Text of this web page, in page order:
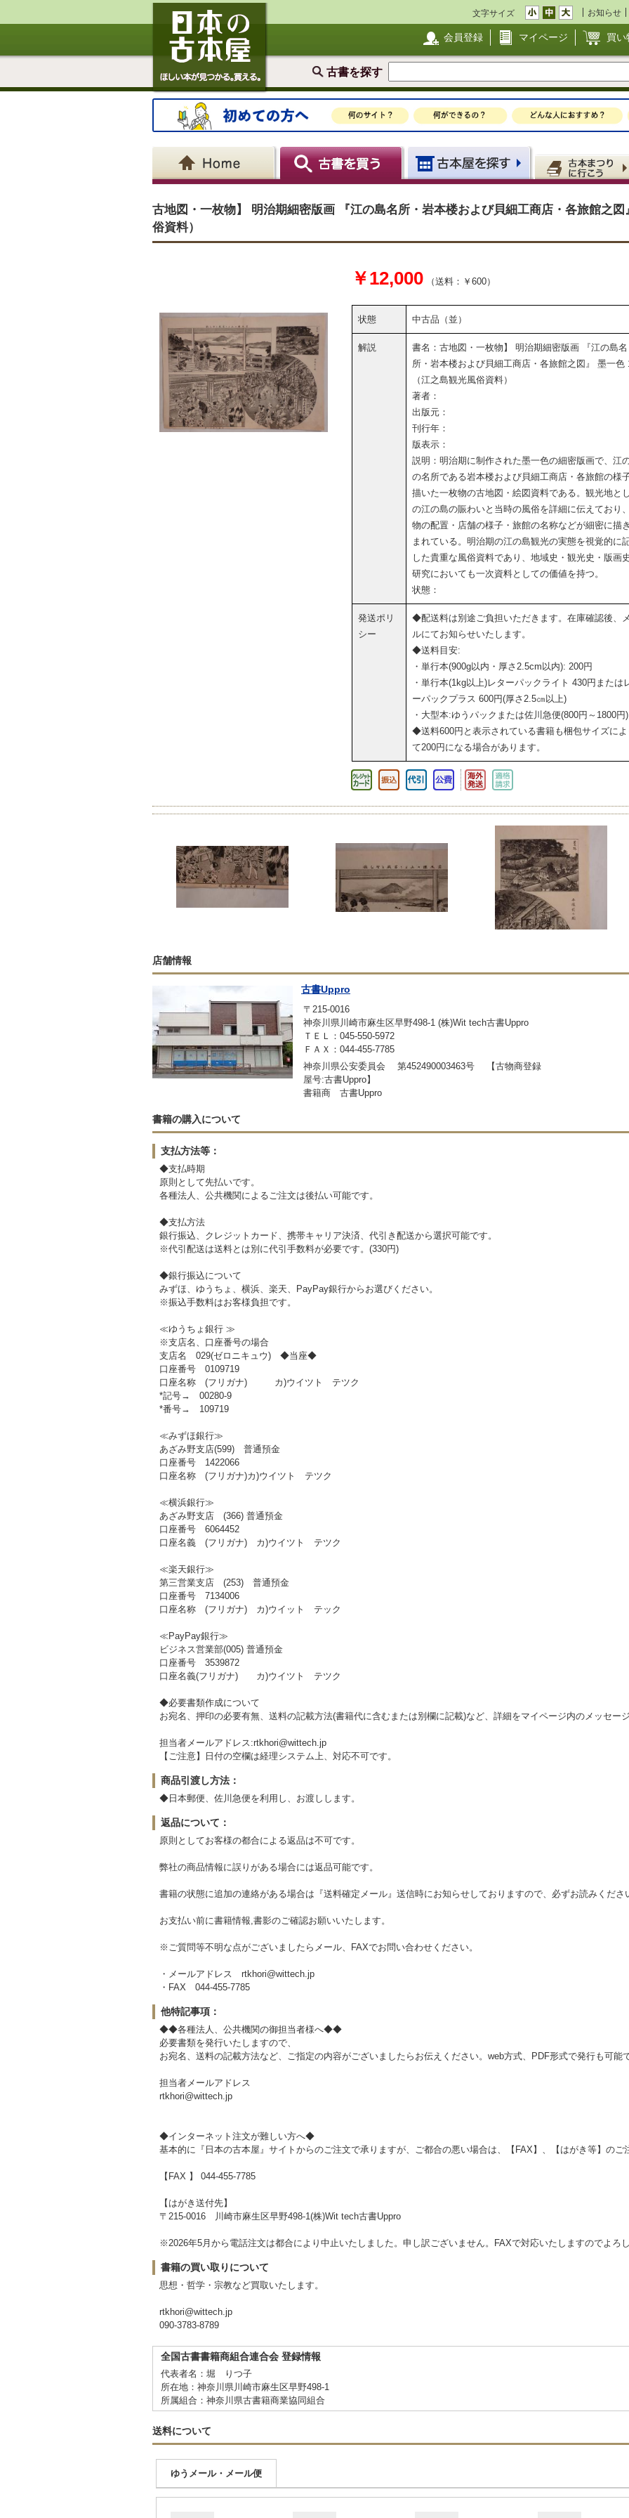
文字サイズ お知らせ
会員登録 マイページ 買い
古書を探す
古地図・一枚物】 明治期細密版画 『江の島名所・岩本楼および貝細工商店・各旅館之
俗資料）
￥12,000 （送料：￥600）
状態 中古品（並）
解説
書名：古地図・一枚物】 明治期細密版画 『江の島名
所・岩本楼および貝細工商店・各旅館之図』 墨一色
（江之島観光風俗資料）
著者：
出版元：
刊行年：
版表示：
説明：明治期に制作された墨一色の細密版画で、江
の名所である岩本楼および貝細工商店・各旅館の様
描いた一枚物の古地図・絵図資料である。観光地と
の江の島の賑わいと当時の風俗を詳細に伝えており
物の配置・店舗の様子・旅館の名称などが細密に描
まれている。明治期の江の島観光の実態を視覚的に
した貴重な風俗資料であり、地域史・観光史・版画
研究においても一次資料としての価値を持つ。
状態：
発送ポリ
シー
◆配送料は別途ご負担いただきます。在庫確認後、
ルにてお知らせいたします。
◆送料目安:
・単行本(900g以内・厚さ2.5cm以内): 200円
・単行本(1kg以上)レターパックライト 430円または
ーパックプラス 600円(厚さ2.5㎝以上)
・大型本:ゆうパックまたは佐川急便(800円～1800円)
◆送料600円と表示されている書籍も梱包サイズに
て200円になる場合があります。
店舗情報
古書Uppro
〒215-0016
神奈川県川崎市麻生区早野498-1 (株)Wit tech古書Uppro
ＴＥＬ：045-550-5972
ＦＡＸ：044-455-7785
神奈川県公安委員会 第452490003463号 【古物商登録
屋号:古書Uppro】
書籍商 古書Uppro
書籍の購入について
支払方法等：
◆支払時期
原則として先払いです。
各種法人、公共機関によるご注文は後払い可能です。
◆支払方法
銀行振込、クレジットカード、携帯キャリア決済、代引き配送から選択可能です。
※代引配送は送料とは別に代引手数料が必要です。(330円)
◆銀行振込について
みずほ、ゆうちょ、横浜、楽天、PayPay銀行からお選びください。
※振込手数料はお客様負担です。
≪ゆうちょ銀行 ≫
※支店名、口座番号の場合
支店名 029(ゼロニキュウ) ◆当座◆
口座番号 0109719
口座名称 (フリガナ) カ)ウイツト テツク
*記号→ 00280-9
*番号→ 109719
≪みずほ銀行≫
あざみ野支店(599) 普通預金
口座番号 1422066
口座名称 (フリガナ)カ)ウイツト テツク
≪横浜銀行≫
あざみ野支店 (366) 普通預金
口座番号 6064452
口座名義 (フリガナ) カ)ウイツト テツク
≪楽天銀行≫
第三営業支店 (253) 普通預金
口座番号 7134006
口座名称 (フリガナ) カ)ウイット テック
≪PayPay銀行≫
ビジネス営業部(005) 普通預金
口座番号 3539872
口座名義(フリガナ) カ)ウイツト テツク
◆必要書類作成について
お宛名、押印の必要有無、送料の記載方法(書籍代に含むまたは別欄に記載)など、詳細をマイページ内のメッセー
担当者メールアドレス:rtkhori@wittech.jp
【ご注意】日付の空欄は経理システム上、対応不可です。
商品引渡し方法：
◆日本郵便、佐川急便を利用し、お渡しします。
返品について：
原則としてお客様の都合による返品は不可です。
弊社の商品情報に誤りがある場合には返品可能です。
書籍の状態に追加の連絡がある場合は『送料確定メール』送信時にお知らせしておりますので、必ずお読みくださ
お支払い前に書籍情報,書影のご確認お願いいたします。
※ご質問等不明な点がございましたらメール、FAXでお問い合わせください。
・メールアドレス rtkhori@wittech.jp
・FAX 044-455-7785
他特記事項：
◆◆各種法人、公共機関の御担当者様へ◆◆
必要書類を発行いたしますので、
お宛名、送料の記載方法など、ご指定の内容がございましたらお伝えください。web方式、PDF形式で発行も可能
担当者メールアドレス
rtkhori@wittech.jp
◆インターネット注文が難しい方へ◆
基本的に『日本の古本屋』サイトからのご注文で承りますが、ご都合の悪い場合は、【FAX】、【はがき等】のご
【FAX 】 044-455-7785
【はがき送付先】
〒215-0016 川崎市麻生区早野498-1(株)Wit tech古書Uppro
※2026年5月から電話注文は都合により中止いたしました。申し訳ございません。FAXで対応いたしますのでよろ
書籍の買い取りについて
思想・哲学・宗教など買取いたします。
rtkhori@wittech.jp
090-3783-8789
全国古書書籍商組合連合会 登録情報
代表者名：堀 りつ子
所在地：神奈川県川崎市麻生区早野498-1
所属組合：神奈川県古書籍商業協同組合
送料について
ゆうメール・メール便